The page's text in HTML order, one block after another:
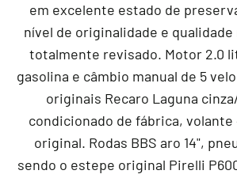
em excelente estado de
nível de originalidade e
totalmente revisado. Motor 2.0
gasolina e câmbio manual de 5
originais Recaro Laguna
condicionado de fábrica, volante
original. Rodas BBS aro 14",
sendo o estepe original Pirelli